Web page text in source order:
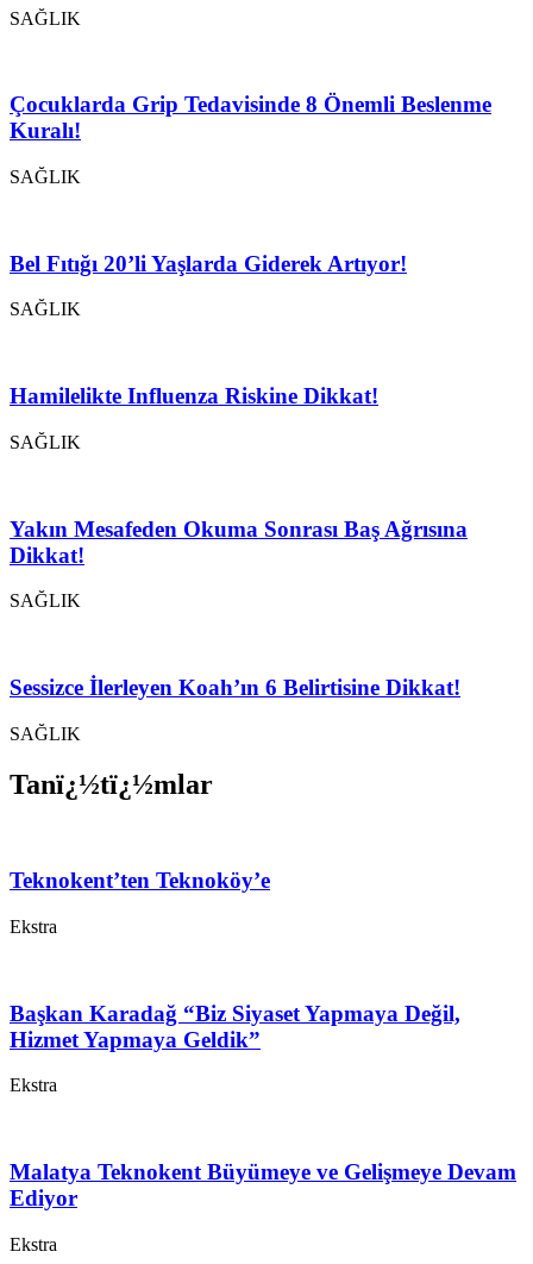
SAĞLIK
Çocuklarda Grip Tedavisinde 8 Önemli Beslenme
Kuralı!
SAĞLIK
Bel Fıtığı 20’li Yaşlarda Giderek Artıyor!
SAĞLIK
Hamilelikte Influenza Riskine Dikkat!
SAĞLIK
Yakın Mesafeden Okuma Sonrası Baş Ağrısına
Dikkat!
SAĞLIK
Sessizce İlerleyen Koah’ın 6 Belirtisine Dikkat!
SAĞLIK
Tanï¿½tï¿½mlar
Teknokent’ten Teknoköy’e
Ekstra
Başkan Karadağ “Biz Siyaset Yapmaya Değil,
Hizmet Yapmaya Geldik”
Ekstra
Malatya Teknokent Büyümeye ve Gelişmeye Devam
Ediyor
Ekstra